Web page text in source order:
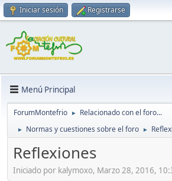
Iniciar sesión Registrarse
Menú Principal
ForumMontefrio ► Relacionado con el foro...
► Normas y cuestiones sobre el foro ►
Reflexiones
Iniciado por kalymoxo, Marzo 28, 2016,